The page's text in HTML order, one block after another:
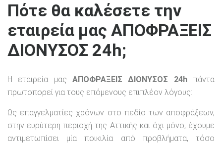
Πότε θα καλέσετε την
εταιρεία μας ΑΠΟΦΡΑΞΕΙΣ
ΔΙΟΝΥΣΟΣ 24h;
Η εταιρεία μας ΑΠΟΦΡΑΞΕΙΣ ΔΙΟΝΥΣΟΣ 24hπάντα
πρωτοπορεί για τους επόμενους επιπλέον λόγους:
Ως επαγγελματίες χρόνων στο πεδίο των αποφράξεων,
στην ευρύτερη περιοχή της Αττικής και όχι μόνο, έχουμε
αντιμετωπίσει μία ποικιλία από προβλήματα, τόσο